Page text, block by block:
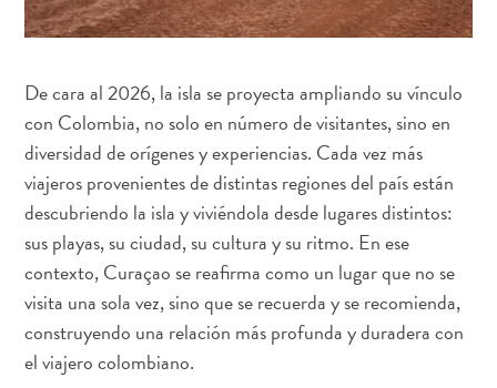
viaje
Wave
Más
recientes
Actividades
Actualizaciones
Buceo
Cultura
&
gastronomía
Familiar
Planifica
De cara al 2026, la isla se proyecta ampliando su vínculo
con Colombia, no solo en número de visitantes, sino en
diversidad de orígenes y experiencias. Cada vez más
viajeros provenientes de distintas regiones del país están
descubriendo la isla y viviéndola desde lugares distintos:
sus playas, su ciudad, su cultura y su ritmo. En ese
contexto, Curaçao se reafirma como un lugar que no se
visita una sola vez, sino que se recuerda y se recomienda,
construyendo una relación más profunda y duradera con
el viajero colombiano.